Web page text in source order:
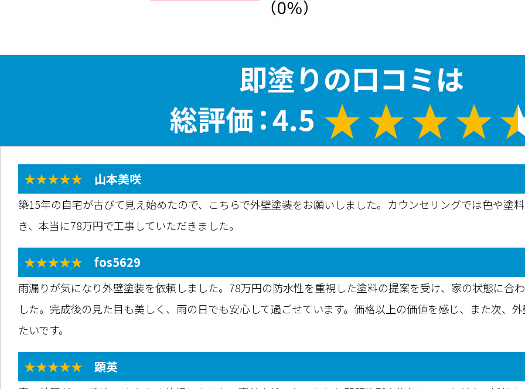
★★★★★ 山本美咲
築15年の自宅が古びて見え始めたので、こちらで外壁塗装をお願いしました。カウンセリングでは色や塗
き、本当に78万円で工事していただきました。
★★★★★ fos5629
雨漏りが気になり外壁塗装を依頼しました。78万円の防水性を重視した塗料の提案を受け、家の状態に合
した。完成後の見た目も美しく、雨の日でも安心して過ごせています。価格以上の価値を感じ、また次、
たいです。
★★★★★ 顕英